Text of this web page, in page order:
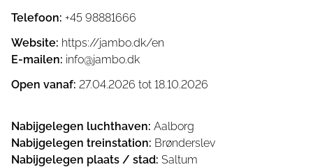
Telefoon: +45 98881666
Website: https://jambo.dk/en
E-mailen: info@jambo.dk
Open vanaf: 27.04.2026 tot 18.10.2026
Nabijgelegen luchthaven: Aalborg
Nabijgelegen treinstation: Brønderslev
Nabijgelegen plaats / stad: Saltum